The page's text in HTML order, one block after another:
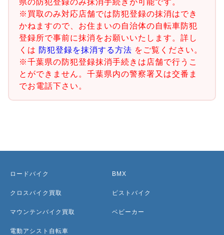
※買取のみ対応店舗では防犯登録の抹消はでき
かねますので、お住まいの自治体の自転車防犯
登録所で事前に抹消をお願いいたします。詳し
くは 防犯登録を抹消する方法 をご覧ください。
※千葉県の防犯登録抹消手続きは店舗で行うこ
とができません。千葉県内の警察署又は交番ま
でお電話下さい。
ロードバイク
クロスバイク買取
マウンテンバイク買取
電動アシスト自転車
BMX
ピストバイク
ベビーカー